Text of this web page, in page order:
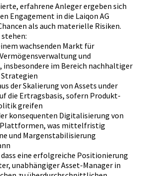
erfahrene Anleger ergeben sich
Engagement in die Laiqon AG
als auch materielle Risiken.
wachsenden Markt für
und
insbesondere im Bereich nachhaltiger
der Skalierung von Assets under
die Ertragsbasis, sofern Produkt-
greifen
konsequenten Digitalisierung von
Plattformen, was mittelfristig
und Margenstabilisierung
eine erfolgreiche Positionierung
unabhängiger Asset-Manager in